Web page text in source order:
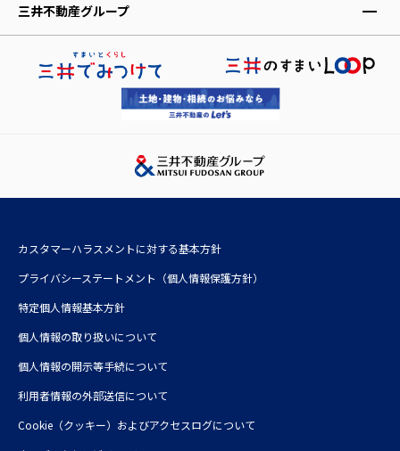
レジデントファースト株式会社
株式会社アコモデーションファースト
レジデントアシスタンス株式会社
レジデントインシュアランス少額短期保険株式会社
三井不動産グループ
三井不動産株式会社
三井不動産レジデンシャル株式会社
三井不動産リアルティ株式会社
三井デザインテック株式会社
三井不動産レジデンシャルサービス株式会社
カスタマーハラスメントに対する基本方針
プライバシーステートメント（個人情報保護方針）
特定個人情報基本方針
個人情報の取り扱いについて
個人情報の開示等手続について
利⽤者情報の外部送信について
Cookie（クッキー）およびアクセスログについて